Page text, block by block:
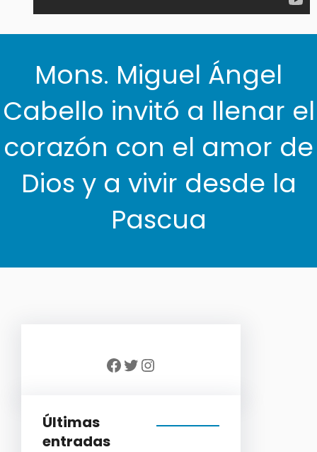
Mons. Miguel Ángel
Cabello invitó a llenar el
corazón con el amor de
Dios y a vivir desde la
Pascua
Facebook Twitter Instagram
Últimas
entradas